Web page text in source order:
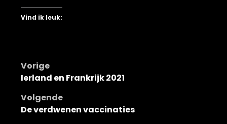
Vind ik leuk:
Bericht
navigatie
Vorige
Ierland en Frankrijk 2021
Volgende
De verdwenen vaccinaties